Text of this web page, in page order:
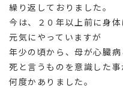
繰り返しておりました。
今は、２０年以上前に身
元気にやっていますが
年少の頃から、母が心臓
死と言うものを意識した事
何度かありました。